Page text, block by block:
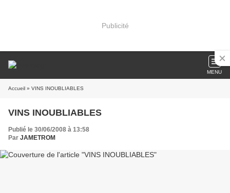
Publicité
MENU
Accueil » VINS INOUBLIABLES
VINS INOUBLIABLES
Publié le 30/06/2008 à 13:58
Par JAMETROM